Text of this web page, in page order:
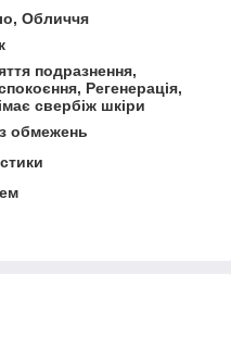
Обличчя
подразнення,
Регенерація,
свербіж шкіри
обмежень